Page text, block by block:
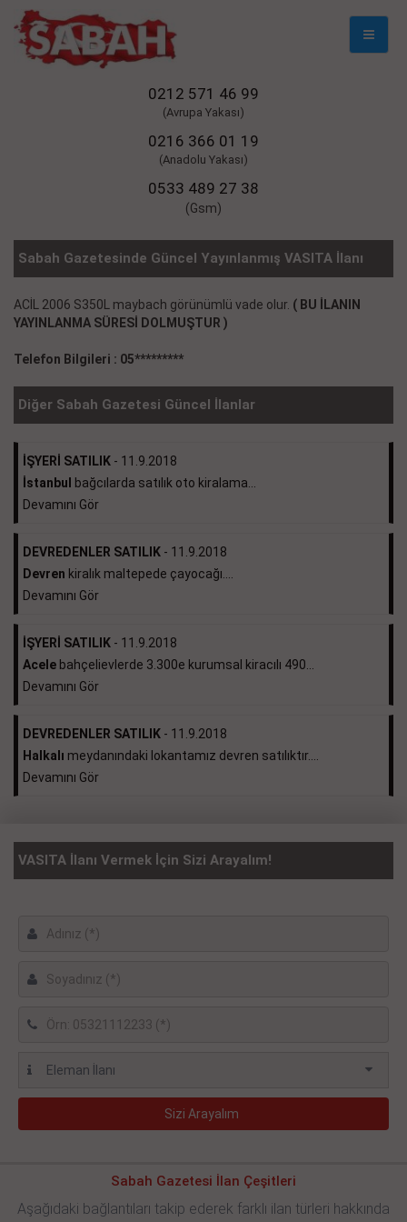
Mobil
0212 571 46 99
(Avrupa Yakası)
0216 366 01 19
(Anadolu Yakası)
0533 489 27 38
(Gsm)
Sabah Gazetesinde Güncel Yayınlanmış VASITA İlanı
ACİL 2006 S350L maybach görünümlü vade olur. ( BU İLANIN
YAYINLANMA SÜRESİ DOLMUŞTUR )
Telefon Bilgileri : 05*********
Diğer Sabah Gazetesi Güncel İlanlar
İŞYERİ SATILIK - 11.9.2018
İstanbul
bağcılarda satılık oto kiralama...
Devamını Gör
DEVREDENLER SATILIK - 11.9.2018
Devren kiralık maltepede çayocağı....
Devamını Gör
İŞYERİ SATILIK - 11.9.2018
Acele bahçelievlerde 3.300e kurumsal kiracılı 490...
Devamını Gör
DEVREDENLER SATILIK - 11.9.2018
Halkalı meydanındaki lokantamız devren satılıktır....
Devamını Gör
VASITA İlanı Vermek İçin Sizi Arayalım!
Sabah Gazetesi İlan Çeşitleri
Aşağıdaki bağlantıları takip ederek farklı ilan türleri hakkında